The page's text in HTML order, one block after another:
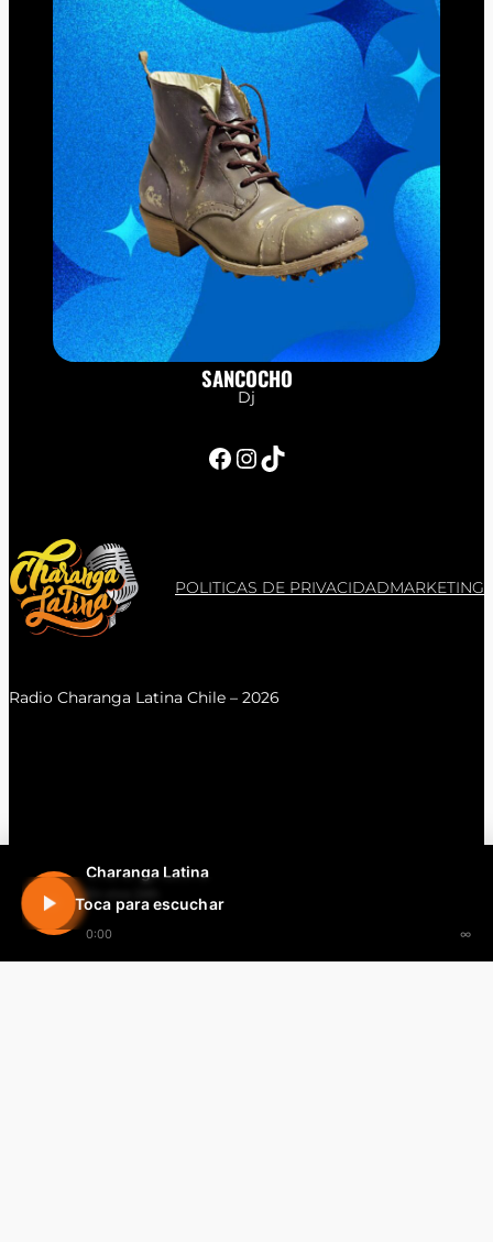
Charanga Latina
En vivo 24h
0:00 ∞
Toca para escuchar
SANCOCHO
Dj
Facebook InstagramTikTok
POLITICAS DE PRIVACIDADMARKETING
Radio Charanga Latina Chile – 2026